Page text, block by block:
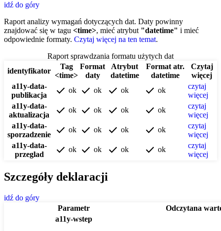
idź do góry
Raport analizy wymagań dotyczących dat. Daty powinny
znajdować się w tagu <time>, mieć atrybut "datetime" i mieć
odpowiednie formaty. Czytaj więcej na ten temat.
Raport sprawdzania formatu użytych dat
identyfikator
Tag
<time>
Format
daty
Atrybut
datetime
Format atr.
datetime
Czytaj
więcej
a11y-data-
publikacja
check ok check ok check ok check ok
czytaj
więcej
a11y-data-
aktualizacja
check ok check ok check ok check ok
czytaj
więcej
a11y-data-
sporzadzenie
check ok check ok check ok check ok
czytaj
więcej
a11y-data-
przeglad
check ok check ok check ok check ok
czytaj
więcej
Szczegóły deklaracji
idź do góry
Parametr
Odczytana
a11y-wstep